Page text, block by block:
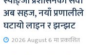
अब सहज, नयाँ प्रणालीले
घटायो लाइन र झन्झट
2026 August 6 मा प्रकाशित